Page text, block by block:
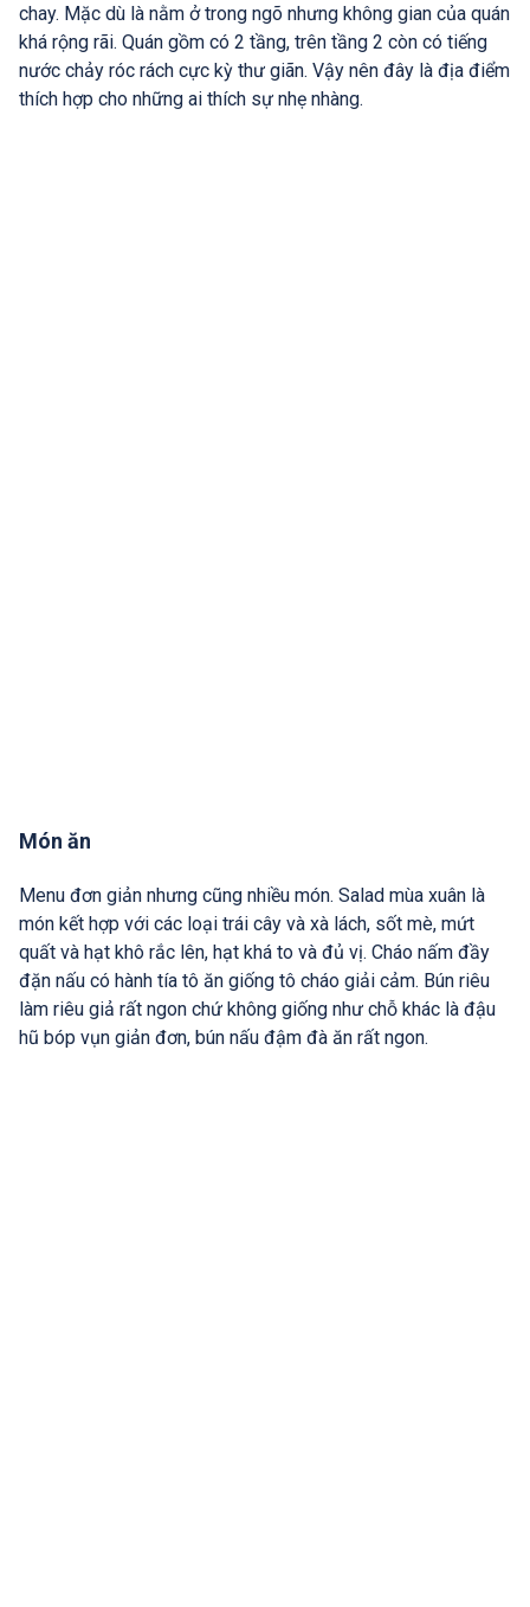
chay. Mặc dù là nằm ở trong ngõ nhưng không gian của quán
khá rộng rãi. Quán gồm có 2 tầng, trên tầng 2 còn có tiếng
nước chảy róc rách cực kỳ thư giãn. Vậy nên đây là địa điểm
thích hợp cho những ai thích sự nhẹ nhàng.
Món ăn
Menu đơn giản nhưng cũng nhiều món. Salad mùa xuân là
món kết hợp với các loại trái cây và xà lách, sốt mè, mứt
quất và hạt khô rắc lên, hạt khá to và đủ vị. Cháo nấm đầy
đặn nấu có hành tía tô ăn giống tô cháo giải cảm. Bún riêu
làm riêu giả rất ngon chứ không giống như chỗ khác là đậu
hũ bóp vụn giản đơn, bún nấu đậm đà ăn rất ngon.